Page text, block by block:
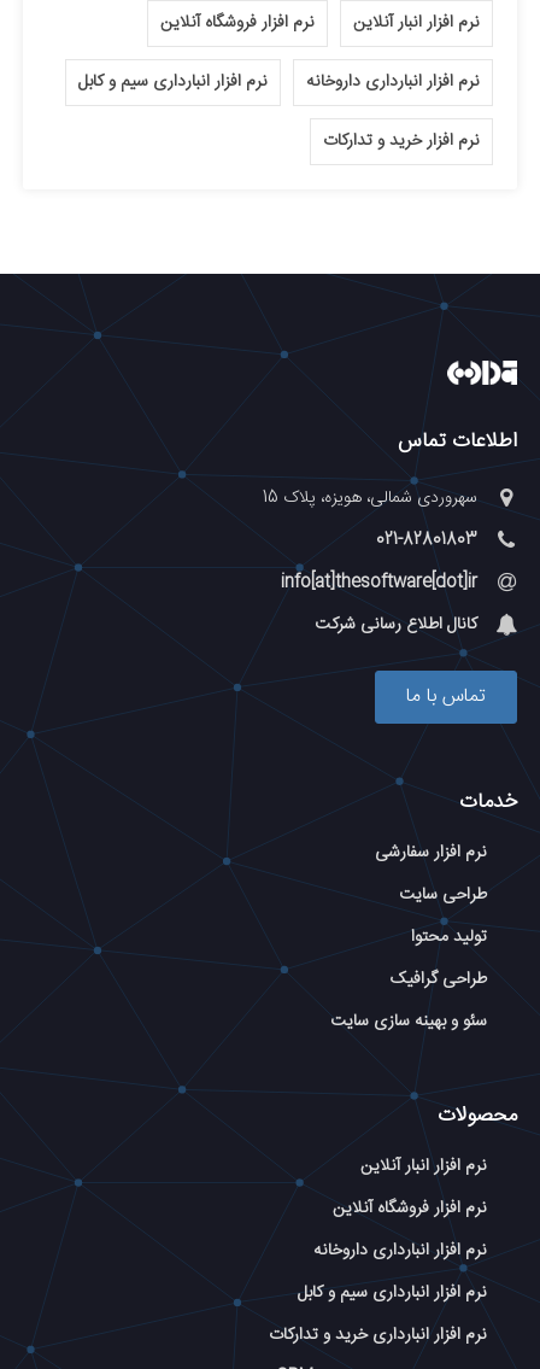
نرم افزار انبار آنلاین نرم افزار فروشگاه آنلاین
نرم افزار انبارداری داروخانه نرم افزار انبارداری سیم و کابل
نرم افزار خرید و تدارکات
اطلاعات تماس
سهروردی شمالی، هویزه، پلاک 15
021-82801803
info[at]thesoftware[dot]ir
کانال اطلاع رسانی شرکت
تماس با ما
خدمات
نرم افزار سفارشی
طراحی سایت
تولید محتوا
طراحی گرافیک
سئو و بهینه سازی سایت
محصولات
نرم افزار انبار آنلاین
نرم افزار فروشگاه آنلاین
نرم افزار انبارداری داروخانه
نرم افزار انبارداری سیم و کابل
نرم افزار انبارداری خرید و تدارکات